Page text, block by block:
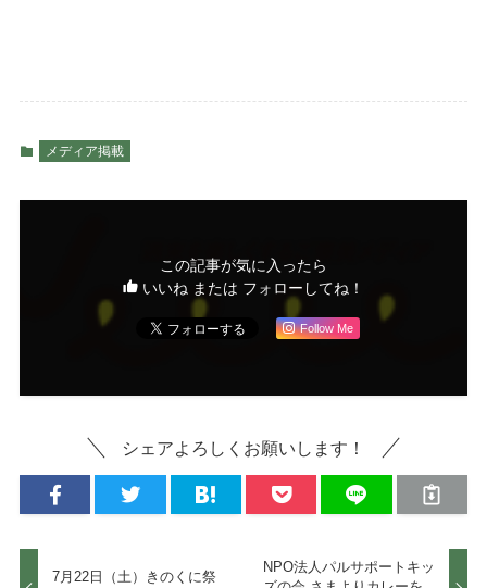
メディア掲載
この記事が気に入ったら
いいね または フォローしてね！
Follow Me
シェアよろしくお願いします！
7月22日（土）きのくに祭
NPO法人パルサポートキッ